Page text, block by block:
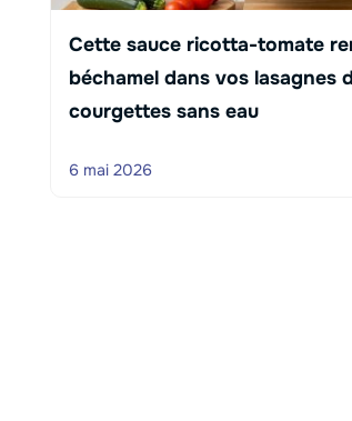
Cette sauce ricotta-tomate
béchamel dans vos lasagnes
courgettes sans eau
6 mai 2026